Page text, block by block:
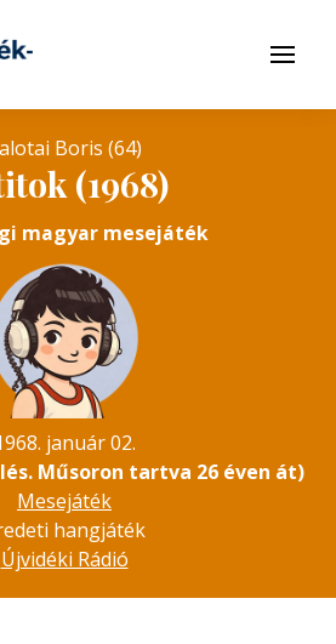
Menü
Boris (64)
(1968)
magyar mesejáték
január 02.
Műsoron tartva 26 éven át)
Mesejáték
hangjáték
Újvidéki Rádió